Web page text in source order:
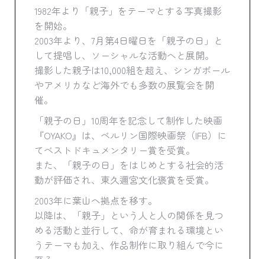
1982年より「親子」をテーマとする写真撮影
を開始。
2003年より、7月第4日曜日を「親子の日」と
して提唱し、ソーシャルな活動へと展開。
撮影した親子は10,000組を超え、シンガポール
やアメリカなど海外でも多数の展覧会を開
催。
「親子の日」10周年を記念して制作した映画
『OYAKO』は、ベルリン国際映画祭（IFB）に
てベストドキュメンタリー賞を受賞。
また、「親子の日」をはじめとする社会的活
動が評価され、東久邇宮文化褒賞を受賞。
2003年に葉山へ拠点を移す。
以降は、「親子」という人と人の関係を見つ
める活動と並行して、命が育まれる環境とい
うテーマも加え、作品制作に取り組んで今に